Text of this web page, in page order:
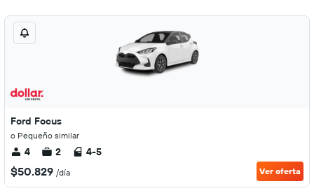
Ford Focus
o Pequeño similar
4 2 4-5
$50.829 /día Ver oferta